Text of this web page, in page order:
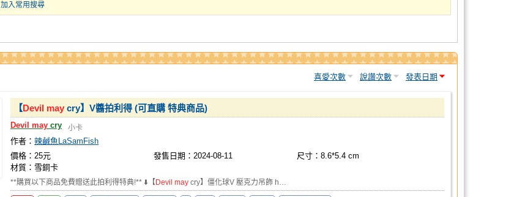
加入常用搜尋
喜愛次數 說讚次數 發表日期
【Devil may cry】V醬拍利得 (可直購 特典商品)
Devil may cry 小卡
作者： 辣鹹魚LaSamFish
價格：25元
發售日期：2024-08-11
尺寸：8.6*5.4 cm
材質：雪銅卡
**購買以下商品免費贈送此拍利得特典!** ⬇️【 Devil may cry】僵化球V 壓克力吊飾 h…